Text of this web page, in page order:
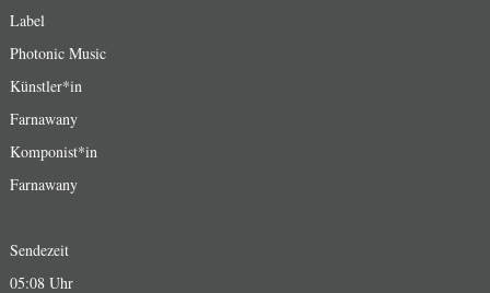
Label
Photonic Music
Künstler*in
Farnawany
Komponist*in
Farnawany
Sendezeit
05:08 Uhr